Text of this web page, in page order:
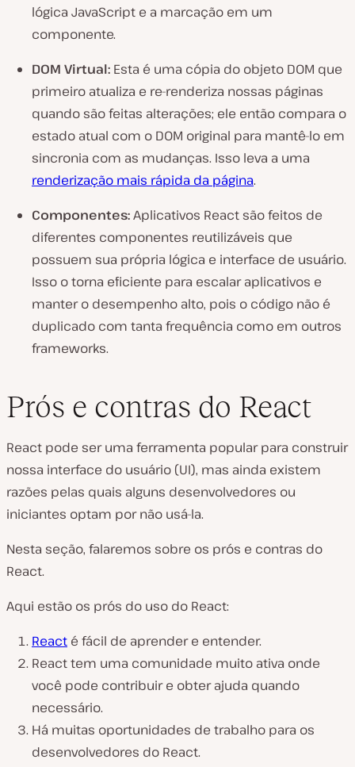
lógica JavaScript e a marcação em um
componente.
DOM Virtual: Esta é uma cópia do objeto DOM que
primeiro atualiza e re-renderiza nossas páginas
quando são feitas alterações; ele então compara o
estado atual com o DOM original para mantê-lo em
sincronia com as mudanças. Isso leva a uma
renderização mais rápida da página.
Componentes:Aplicativos React são feitos de
diferentes componentes reutilizáveis que
possuem sua própria lógica e interface de usuário.
Isso o torna eficiente para escalar aplicativos e
manter o desempenho alto, pois o código não é
duplicado com tanta frequência como em outros
frameworks.
Prós e contras do React
React pode ser uma ferramenta popular para construir
nossa interface do usuário (UI), mas ainda existem
razões pelas quais alguns desenvolvedores ou
iniciantes optam por não usá-la.
Nesta seção, falaremos sobre os prós e contras do
React.
Aqui estão os prós do uso do React:
React é fácil de aprender e entender.
React tem uma comunidade muito ativa onde
você pode contribuir e obter ajuda quando
necessário.
Há muitas oportunidades de trabalho para os
desenvolvedores do React.